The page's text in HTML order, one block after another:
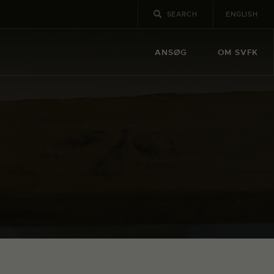
ENGLISH
ANSØG OM SVFK